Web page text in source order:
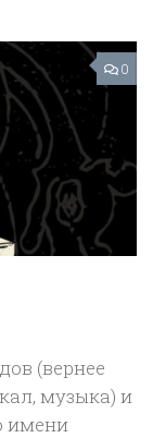
0
(вернее
музыка) и
имени